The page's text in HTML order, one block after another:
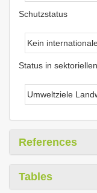
Schutzstatus
Kein
Status in
Umweltziele
References
Tables